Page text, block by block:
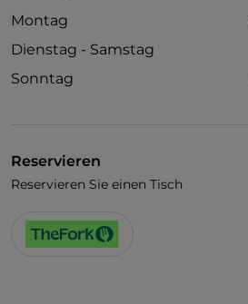
Montag
Dienstag - Samstag
Sonntag
Reservieren
Reservieren Sie einen Tisch